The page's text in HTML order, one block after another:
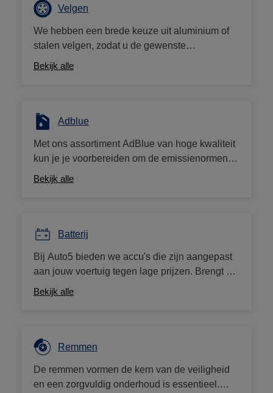
hele jaar door. Als je elders een goedkopere
prijs vindt, betalen we je het verschil terug!
Velgen
We hebben een brede keuze uit aluminium of
stalen velgen, zodat u de gewenste
personalisatie aan uw voertuig kunt brengen.
Bekijk alle
Adblue
Met ons assortiment AdBlue van hoge kwaliteit
kun je je voorbereiden om de emissienormen te
overtreffen en je dieselvoertuig een
Bekijk alle
Batterij
Bij Auto5 bieden we accu's die zijn aangepast
aan jouw voertuig tegen lage prijzen. Brengt u
uw oude accu mee? Dan krijg je van ons een
Bekijk alle
Remmen
De remmen vormen de kern van de veiligheid
en een zorgvuldig onderhoud is essentieel.